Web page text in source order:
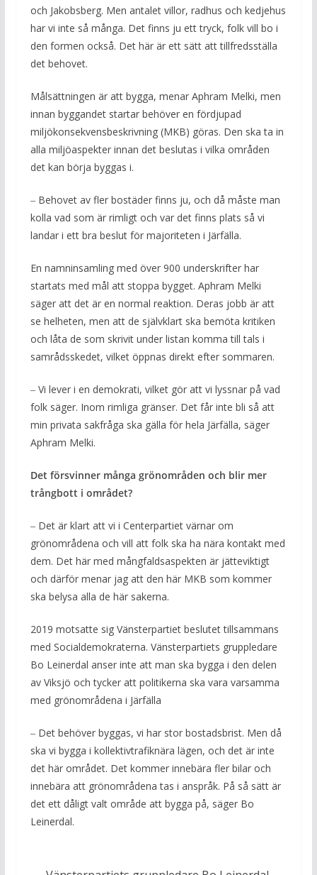
och Jakobsberg. Men antalet villor, radhus och kedjehus
har vi inte så många. Det finns ju ett tryck, folk vill bo i
den formen också. Det här är ett sätt att tillfredsställa
det behovet.
Målsättningen är att bygga, menar Aphram Melki, men
innan byggandet startar behöver en fördjupad
miljökonsekvensbeskrivning (MKB) göras. Den ska ta in
alla miljöaspekter innan det beslutas i vilka områden
det kan börja byggas i.
‒ Behovet av fler bostäder finns ju, och då måste man
kolla vad som är rimligt och var det finns plats så vi
landar i ett bra beslut för majoriteten i Järfälla.
En namninsamling med över 900 underskrifter har
startats med mål att stoppa bygget. Aphram Melki
säger att det är en normal reaktion. Deras jobb är att
se helheten, men att de självklart ska bemöta kritiken
och låta de som skrivit under listan komma till tals i
samrådsskedet, vilket öppnas direkt efter sommaren.
‒ Vi lever i en demokrati, vilket gör att vi lyssnar på vad
folk säger. Inom rimliga gränser. Det får inte bli så att
min privata sakfråga ska gälla för hela Järfälla, säger
Aphram Melki.
Det försvinner många grönområden och blir mer
trångbott i området?
‒ Det är klart att vi i Centerpartiet värnar om
grönområdena och vill att folk ska ha nära kontakt med
dem. Det här med mångfaldsaspekten är jätteviktigt
och därför menar jag att den här MKB som kommer
ska belysa alla de här sakerna.
2019 motsatte sig Vänsterpartiet beslutet tillsammans
med Socialdemokraterna. Vänsterpartiets gruppledare
Bo Leinerdal anser inte att man ska bygga i den delen
av Viksjö och tycker att politikerna ska vara varsamma
med grönområdena i Järfälla
‒ Det behöver byggas, vi har stor bostadsbrist. Men då
ska vi bygga i kollektivtrafiknära lägen, och det är inte
det här området. Det kommer innebära fler bilar och
innebära att grönområdena tas i anspråk. På så sätt är
det ett dåligt valt område att bygga på, säger Bo
Leinerdal.